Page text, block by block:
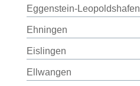
Eggenstein-Leopoldshafen
Ehningen
Eislingen
Ellwangen